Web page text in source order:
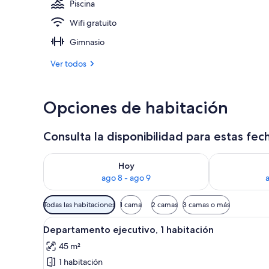
Piscina
Wifi gratuito
Gimnasio
Ver todos
Opciones de habitación
Consulta la disponibilidad para estas
Hoy
ago 8 - ago 9
Consulta la disponibilidad para hoy ago 8 - ago 9
Consulta la
Filtros
disponibles
para
las
habitaciones
Todas las habitaciones 1 cama 2 camas 3 camas o más
Ver
todas
las
fotos
Un dormitorio con cama, una
9
Departamento ejecutivo, 1 habitación
45 m²
1 habitación